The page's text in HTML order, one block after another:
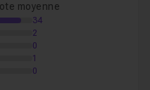
07m17
14m16
moyenne
34
2
0
1
0